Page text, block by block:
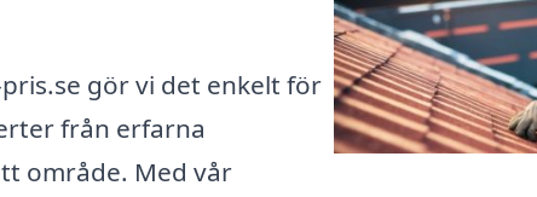
gör vi det enkelt för
från erfarna
område. Med vår